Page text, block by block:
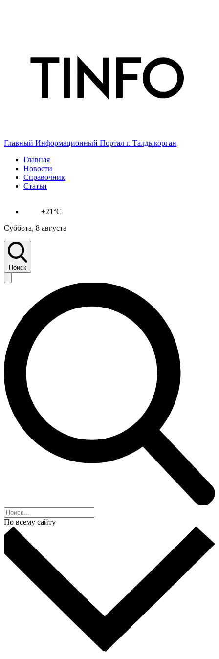
Главный Информационный Портал г. Талдыкорган
Главная
Новости
Справочник
Статьи
+21°C
Суббота, 8 августа
Поиск
По всему сайту